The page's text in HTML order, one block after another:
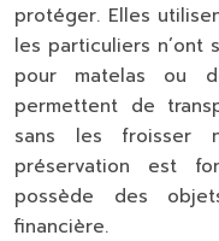
protéger. Elles
les particuliers n’ont
pour matelas ou
permettent de
sans les froisser
préservation est
possède des
financière.